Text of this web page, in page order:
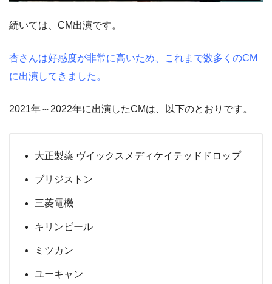
続いては、CM出演です。
杏さんは好感度が非常に高いため、これまで数多くのCM
に出演してきました。
2021年～2022年に出演したCMは、以下のとおりです。
大正製薬 ヴイックスメディケイテッドドロップ
ブリジストン
三菱電機
キリンビール
ミツカン
ユーキャン